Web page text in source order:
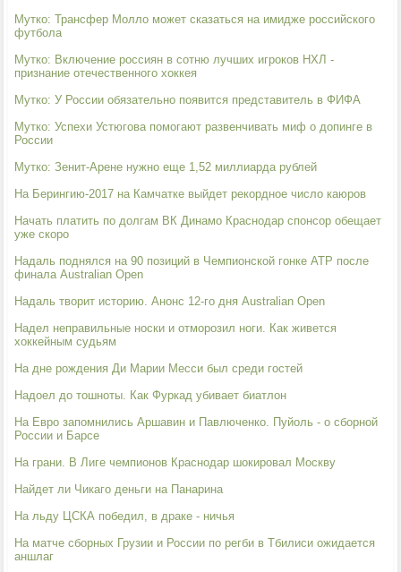
Мутко: Трансфер Молло может сказаться на имидже российского
футбола
Мутко: Включение россиян в сотню лучших игроков НХЛ -
признание отечественного хоккея
Мутко: У России обязательно появится представитель в ФИФА
Мутко: Успехи Устюгова помогают развенчивать миф о допинге в
России
Мутко: Зенит-Арене нужно еще 1,52 миллиарда рублей
На Берингию-2017 на Камчатке выйдет рекордное число каюров
Начать платить по долгам ВК Динамо Краснодар спонсор обещает
уже скоро
Надаль поднялся на 90 позиций в Чемпионской гонке ATP после
финала Australian Open
Надаль творит историю. Анонс 12-го дня Australian Open
Надел неправильные носки и отморозил ноги. Как живется
хоккейным судьям
На дне рождения Ди Марии Месси был среди гостей
Надоел до тошноты. Как Фуркад убивает биатлон
На Евро запомнились Аршавин и Павлюченко. Пуйоль - о сборной
России и Барсе
На грани. В Лиге чемпионов Краснодар шокировал Москву
Найдет ли Чикаго деньги на Панарина
На льду ЦСКА победил, в драке - ничья
На матче сборных Грузии и России по регби в Тбилиси ожидается
аншлаг